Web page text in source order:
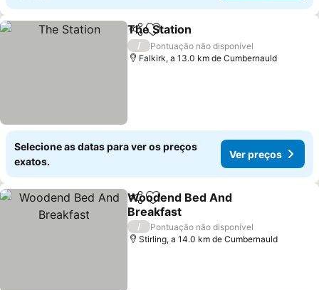
PartilharAdicionar aos favoritos
The Station
/
Pontuação não disponível
Falkirk, a 13.0 km de Cumbernauld
Selecione as datas para ver os preços
exatos.
Ver preços
PartilharAdicionar aos favoritos
Woodend Bed And
Breakfast
Ver preços
/
Pontuação não disponível
Stirling, a 14.0 km de Cumbernauld